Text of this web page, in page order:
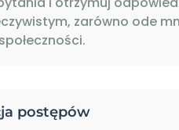
zarówno ode
postępów